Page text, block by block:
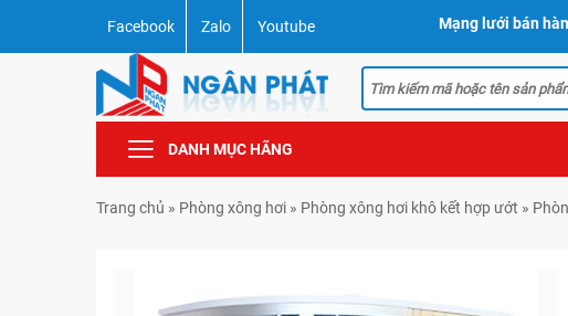
Facebook Zalo Youtube Mạng lưới bán
DANH MỤC HÃNG
Trang chủ » Phòng xông hơi » Phòng xông hơi khô kết hợp ướt »